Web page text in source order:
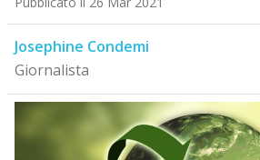
Josephine Condemi
Giornalista